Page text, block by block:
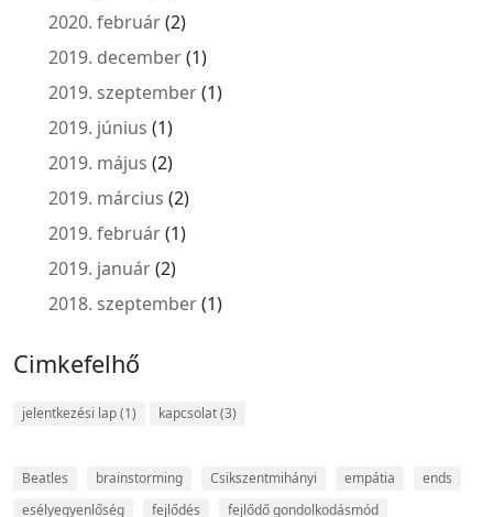
2020. február(2)
2019. december(1)
2019. szeptember(1)
2019. június (1)
2019. május (2)
2019. március (2)
2019. február(1)
2019. január(2)
2018. szeptember(1)
Cimkefelhő
jelentkezési lap(1) kapcsolat(3)
Beatles brainstorming Csikszentmihányi empátia
ends
esélyegyenlőség
fejlődés
fejlődő gondolkodásmód